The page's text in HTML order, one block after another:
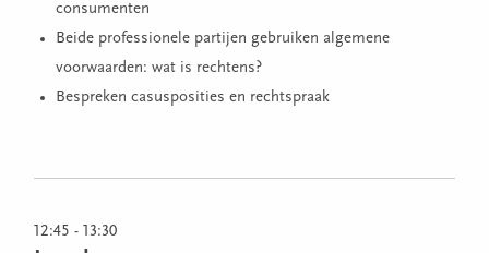
consumenten
Beide professionele partijen gebruiken algemene
voorwaarden: wat is rechtens?
Bespreken casusposities en rechtspraak
12:45 - 13:30